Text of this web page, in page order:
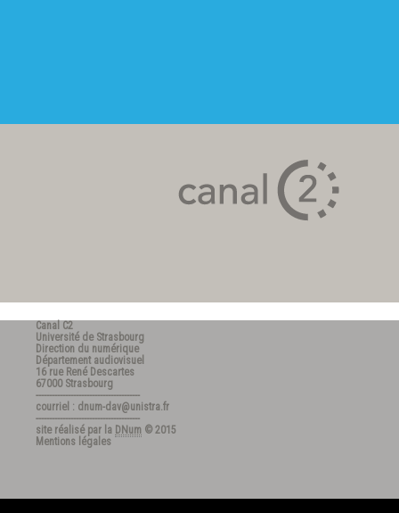
Canal C2
Université de Strasbourg
Direction du numérique
Département audiovisuel
16 rue René Descartes
67000 Strasbourg
---------------------------------------
courriel : dnum-dav@unistra.fr
---------------------------------------
site réalisé par la DNum © 2015
Mentions légales